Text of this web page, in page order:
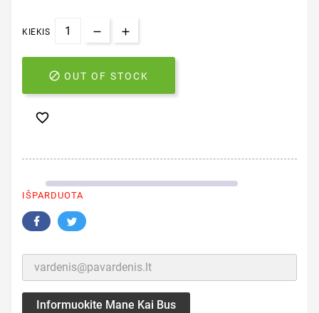
KIEKIS
 OUT OF STOCK

IŠPARDUOTA
Informuokite Mane Kai Bus